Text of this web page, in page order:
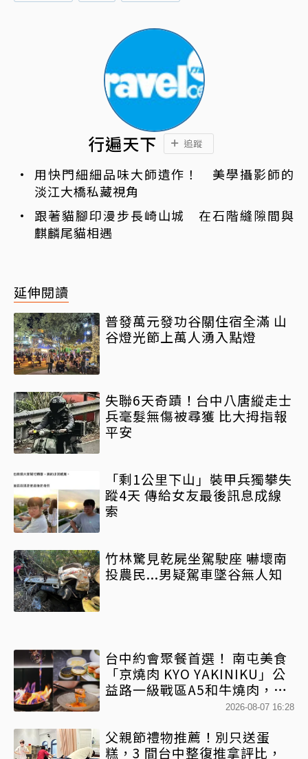
行遍天下 追蹤
用快門細細品味大師遺作！ 美學攝影師的
淡江大橋私藏視角
跟著貓腳印漫步長崎山城 在石階縫隙間與
麒麟尾貓相遇
延伸閱讀
普發萬元發功谷關住宿全滿 山
谷燈光節上萬人湧入點燈
失聯6天奇蹟！台中八唐縱走士
兵毫髮無傷被尋獲 比大拇指報
平安
「剩1公里下山」裝甲兵獨攀失
蹤4天 傳給女友最後訊息成線
索
竹林驚見乾屍坐駕駛座 嚇壞南
投農民...男疑駕車墜谷無人知
台中約會聚餐首選！ 南屯美食
「京燒肉 KYO YAKINIKU」公
益路一級戰區A5和牛燒肉，京
平雙人套餐全程專人代烤2026-08-07 16:28
父親節禮物推薦！別只送蛋
糕，3 間台中整復推拿評比，